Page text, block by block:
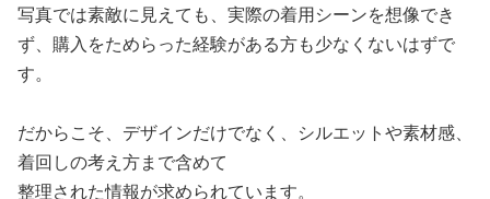
写真では素敵に見えても、実際の着用シーンを想像でき
ず、購入をためらった経験がある方も少なくないはずで
す。
だからこそ、デザインだけでなく、シルエットや素材感、
着回しの考え方まで含めて
整理された情報が求められています。